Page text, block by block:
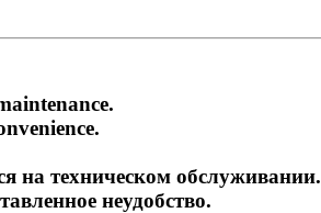
на техническом обслуживании.
неудобство.